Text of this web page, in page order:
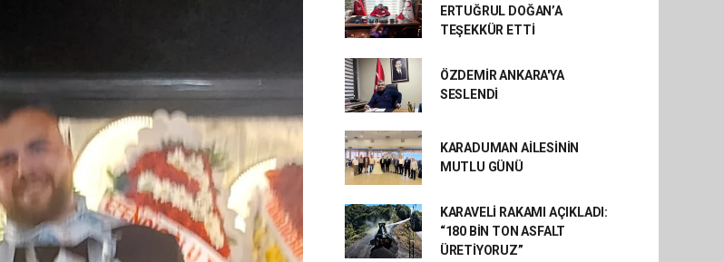
ERTUĞRUL DOĞAN’A
TEŞEKKÜR ETTİ
ÖZDEMİR ANKARA'YA
SESLENDİ
KARADUMAN AİLESİNİN
MUTLU GÜNÜ
KARAVELİ RAKAMI AÇIKLADI:
“180 BİN TON ASFALT
ÜRETİYORUZ”